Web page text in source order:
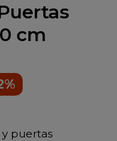
cm
puertas